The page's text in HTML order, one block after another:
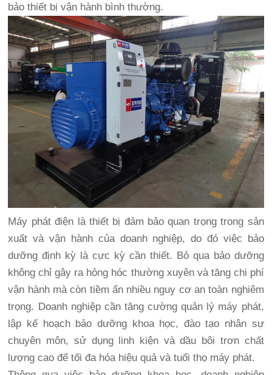
bảo thiết bị vận hành bình thường.
Máy phát điện là thiết bị đảm bảo quan trọng trong sản
xuất và vận hành của doanh nghiệp, do đó việc bảo
dưỡng định kỳ là cực kỳ cần thiết. Bỏ qua bảo dưỡng
không chỉ gây ra hỏng hóc thường xuyên và tăng chi phí
vận hành mà còn tiềm ẩn nhiều nguy cơ an toàn nghiêm
trọng. Doanh nghiệp cần tăng cường quản lý máy phát,
lập kế hoạch bảo dưỡng khoa học, đào tạo nhân sự
chuyên môn, sử dụng linh kiện và dầu bôi trơn chất
lượng cao để tối đa hóa hiệu quả và tuổi thọ máy phát.